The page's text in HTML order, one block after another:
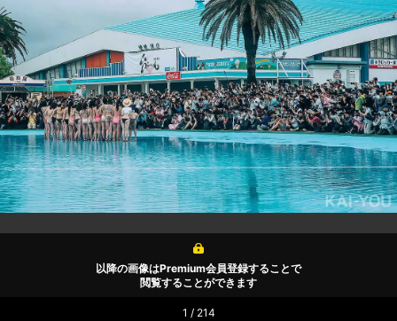
以降の画像はPremium会員登録することで
閲覧することができます
1 / 214